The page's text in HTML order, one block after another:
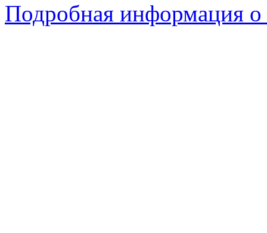
Подробная информация